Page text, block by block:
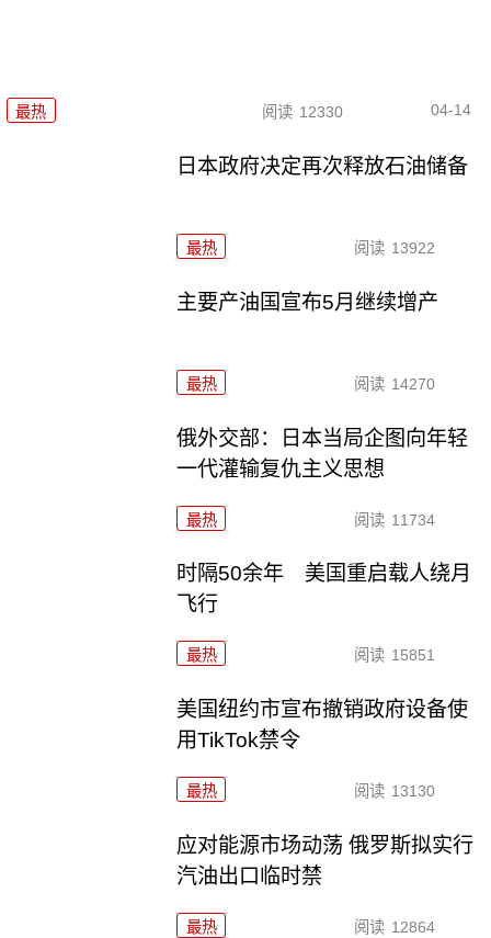
最热 阅读 12330 04-14
日本政府决定再次释放石油储备
最热 阅读 13922
主要产油国宣布5月继续增产
最热 阅读 14270
俄外交部：日本当局企图向年轻
一代灌输复仇主义思想
最热 阅读 11734
时隔50余年 美国重启载人绕月
飞行
最热 阅读 15851
美国纽约市宣布撤销政府设备使
用TikTok禁令
最热 阅读 13130
应对能源市场动荡 俄罗斯拟实行
汽油出口临时禁
最热 阅读 12864